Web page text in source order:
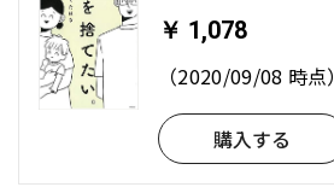
￥ 1,078
（2020/09/08 時点）
購入する